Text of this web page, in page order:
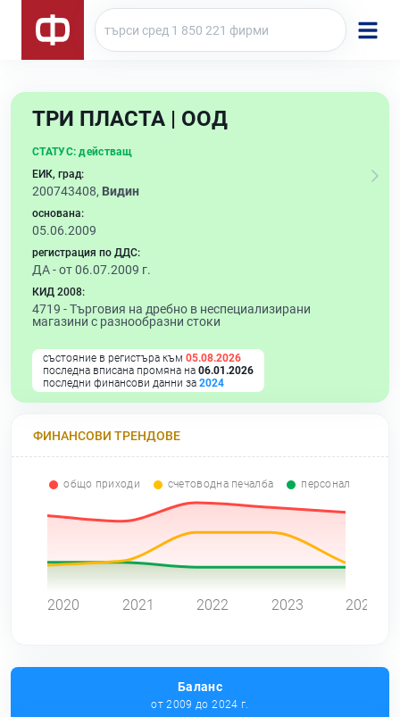
ТРИ ПЛАСТА | ООД
СТАТУС: действащ
ЕИК, град:
200743408, Видин
основана:
05.06.2009
регистрация по ДДС:
ДА - от 06.07.2009 г.
КИД 2008:
4719 -Търговия на дребно в неспециализирани
магазини с разнообразни стоки
състояние в регистъра към 05.08.2026
последна вписана промяна на 06.01.2026
последни финансови данни за 2024
ФИНАНСОВИ ТРЕНДОВЕ
общо приходи счетоводна печалба персонал
2020 2021 2022 2023 2024
Баланс
от 2009 до 2024 г.